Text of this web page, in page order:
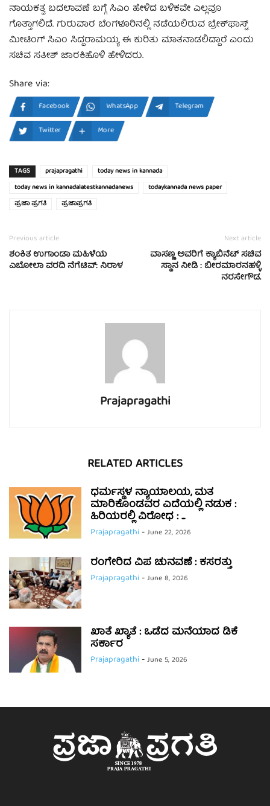
ನಾಯಕತ್ವ ಬದಲಾವಣೆ ಬಗ್ಗೆ ಸಿಎಂ ಹೇಳಿದ ಬಳಿಕವೇ ಎಲ್ಲವೂ
ಗೊತ್ತಾಗಲಿದೆ. ಗುರುವಾರ ಬೆಂಗಳೂರಿನಲ್ಲಿ ನಡೆಯಲಿರುವ ಬ್ರೇಕ್​ಫಾಸ್ಟ್​
ಮೀಟಿಂಗ್​ ಸಿಎಂ ಸಿದ್ದರಾಮಯ್ಯ ಈ ಕುರಿತು ಮಾತನಾಡಲಿದ್ದಾರೆ ಎಂದು
ಸಚಿವ ಸತೀಶ್​ ಜಾರಕಿಹೊಳಿ ಹೇಳಿದರು.
Share via:
Facebook WhatsApp
Telegram
Twitter
More
TAGS prajapragathi
today news in kannada
today news in kannadalatestkannadanews
todaykannada news paper
ಪ್ರಜಾ ಪ್ರಗತಿ
ಪ್ರಜಾಪ್ರಗತಿ
Previous article
ಶಂಕಿತ ಉಗಾಂಡಾ ಮಹಿಳೆಯ
ಎಬೋಲಾ ವರದಿ ನೆಗೆಟಿವ್: ನಿರಾಳ
Next article
ವಾಸಣ್ಣ ಅವರಿಗೆ ಕ್ಯಾಬಿನೆಟ್ ಸಚಿವ
ಸ್ಥಾನ ನೀಡಿ : ಬೀರಮಾರನಹಳ್ಳಿ
ನರಸೇಗೌಡ.
Prajapragathi
RELATED ARTICLES
ಧರ್ಮಸ್ಥಳ ನ್ಯಾಯಾಲಯ, ಮತ
ಮಾರಿಕೊಂಡವರ ಎದೆಯಲ್ಲಿ ನಡುಕ :
ಹಿರಿಯರಲ್ಲಿ ವಿರೋಧ : ...
Prajapragathi-June 22, 2026
ರಂಗೇರಿದ ವಿಪ ಚುನವಣೆ : ಕಸರತ್ತು
Prajapragathi-June 8, 2026
ಖಾತೆ ಖ್ಯಾತೆ : ಒಡೆದ ಮನೆಯಾದ ಡಿಕೆ
ಸರ್ಕಾರ
Prajapragathi-June 5, 2026